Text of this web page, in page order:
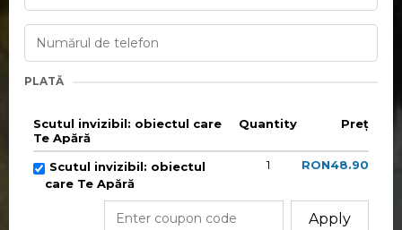
PLATĂ
Scutul invizibil: obiectul care
Te Apără
Quantity Preț
Scutul invizibil: obiectul
care Te Apără
1 RON48.90
Apply